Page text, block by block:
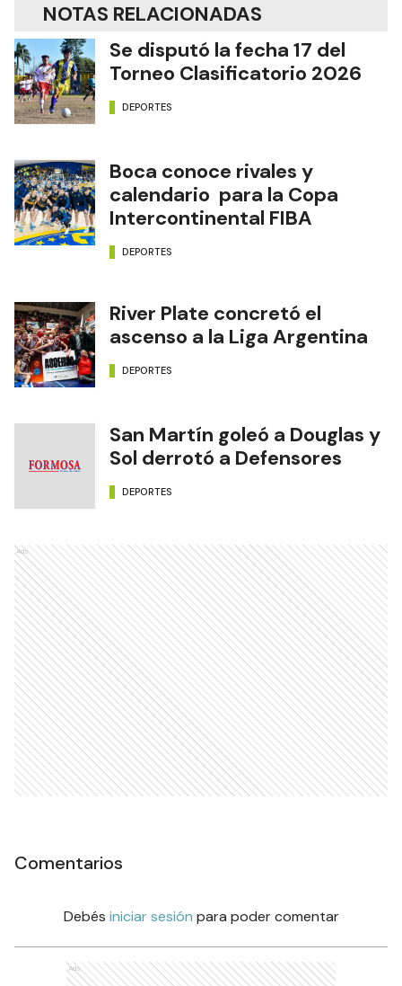
NOTAS RELACIONADAS
Se disputó la fecha 17 del
Torneo Clasificatorio 2026
DEPORTES
Boca conoce rivales y
calendario para la Copa
Intercontinental FIBA
DEPORTES
River Plate concretó el
ascenso a la Liga Argentina
DEPORTES
San Martín goleó a Douglas y
Sol derrotó a Defensores
DEPORTES
Ads
Comentarios
Debés iniciar sesión para poder comentar
Ads